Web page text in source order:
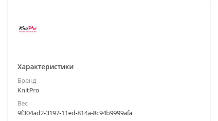
Характеристики
Бренд
KnitPro
Вес
9f304ad2-3197-11ed-814a-8c94b9999afa